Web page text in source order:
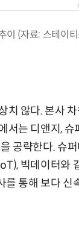
이 (자료: 스테이
않다. 본사
는 디앤지,
공략한다. 슈
빅데이터와
통해 보다